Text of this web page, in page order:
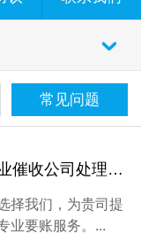
常见问题
欠款困扰？嘉兴专业催收公司处理大揭秘
择我们，为贵司提
业要账服务。...